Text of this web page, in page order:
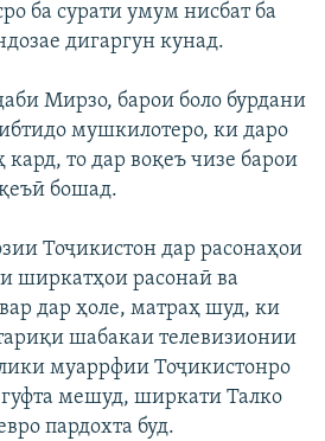
ба сурати умум нисбат ба
дигаргун кунад.
Мирзо, барои боло бурдани
мушкилотеро, ки даро
то дар воқеъ чизе барои
бошад.
Тоҷикистон дар расонаҳои
ширкатҳои расонаӣ ва
дар ҳоле, матраҳ шуд, ки
шабакаи телевизионии
муаррфии Тоҷикистонро
гуфта мешуд, ширкати Талко
пардохта буд.